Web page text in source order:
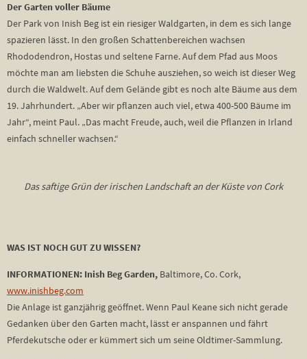
Der Garten voller Bäume
Der Park von Inish Beg ist ein riesiger Waldgarten, in dem es sich lange
spazieren lässt. In den großen Schattenbereichen wachsen
Rhododendron, Hostas und seltene Farne. Auf dem Pfad aus Moos
möchte man am liebsten die Schuhe ausziehen, so weich ist dieser Weg
durch die Waldwelt. Auf dem Gelände gibt es noch alte Bäume aus dem
19. Jahrhundert. „Aber wir pflanzen auch viel, etwa 400-500 Bäume im
Jahr“, meint Paul. „Das macht Freude, auch, weil die Pflanzen in Irland
einfach schneller wachsen.“
Das saftige Grün der irischen Landschaft an der Küste von Cork
WAS IST NOCH GUT ZU WISSEN?
INFORMATIONEN: Inish Beg Garden, Baltimore, Co. Cork,
www.inishbeg.com
Die Anlage ist ganzjährig geöffnet. Wenn Paul Keane sich nicht gerade
Gedanken über den Garten macht, lässt er anspannen und fährt
Pferdekutsche oder er kümmert sich um seine Oldtimer-Sammlung.